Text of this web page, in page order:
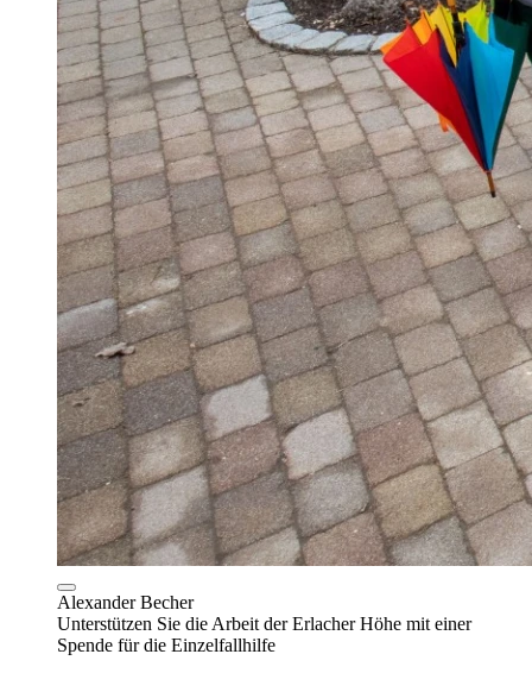
Alexander Becher
Unterstützen Sie die Arbeit der Erlacher Höhe mit einer
Spende für die Einzelfallhilfe